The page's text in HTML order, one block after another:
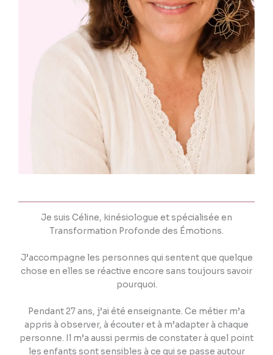
Je suis Céline, kinésiologue et spécialisée en
Transformation Profonde des Émotions.
J’accompagne les personnes qui sentent que quelque
chose en elles se réactive encore sans toujours savoir
pourquoi.
Pendant 27 ans, j’ai été enseignante. Ce métier m’a
appris à observer, à écouter et à m’adapter à chaque
personne. Il m’a aussi permis de constater à quel point
les enfants sont sensibles à ce qui se passe autour